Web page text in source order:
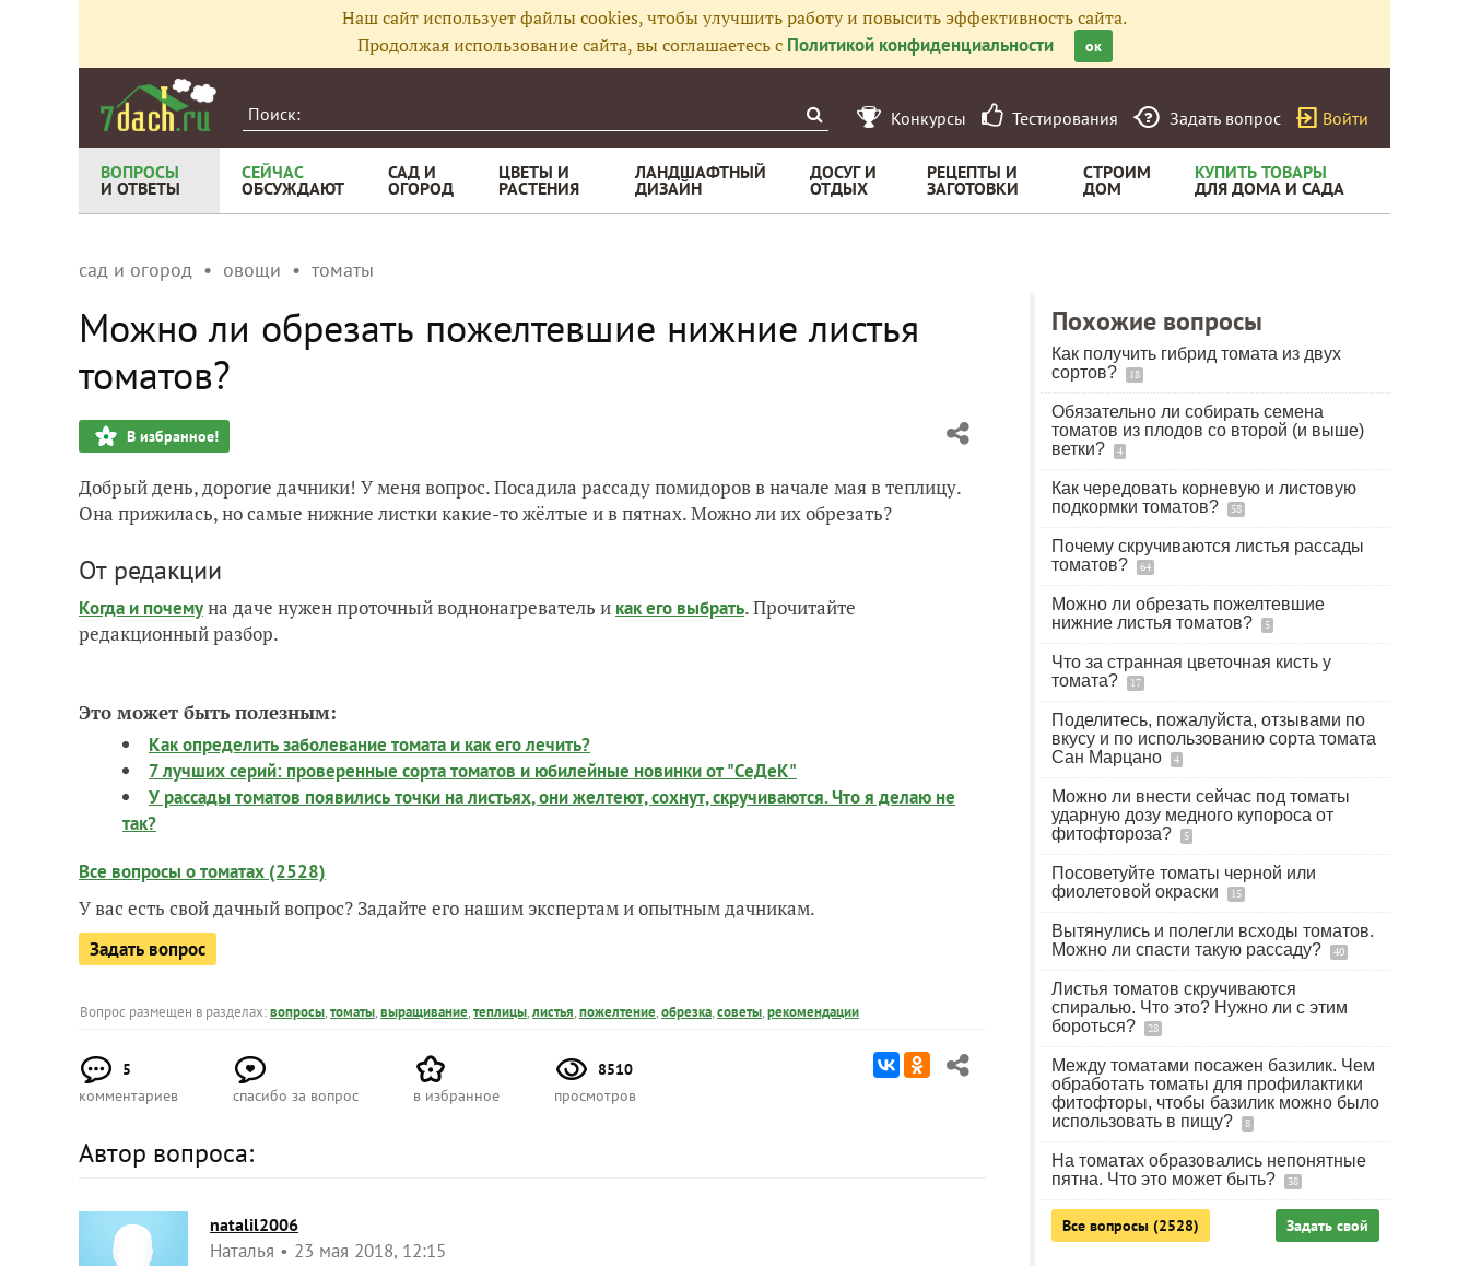
Наш сайт использует файлы cookies, чтобы улучшить работу и повысить эффективность сайта.
Продолжая использование сайта, вы соглашаетесь с Политикой конфиденциальности ок
Конкурсы Тестирования Задать вопрос Войти
ВОПРОСЫ
И ОТВЕТЫ
СЕЙЧАС
ОБСУЖДАЮТ
САД И
ОГОРОД
ЦВЕТЫ И
РАСТЕНИЯ
ЛАНДШАФТНЫЙ
ДИЗАЙН
ДОСУГ И
ОТДЫХ
РЕЦЕПТЫ И
ЗАГОТОВКИ
СТРОИМ
ДОМ
КУПИТЬ ТОВАРЫ
ДЛЯ ДОМА И САДА
сад и огород овощи томаты
Можно ли обрезать пожелтевшие нижние листья
томатов?
В избранное!
Добрый день, дорогие дачники! У меня вопрос. Посадила рассаду помидоров в начале мая в теплицу.
Она прижилась, но самые нижние листки какие-то жёлтые и в пятнах. Можно ли их обрезать?
От редакции
Когда и почемуна даче нужен проточный воднонагреватель и как его выбрать. Прочитайте
редакционный разбор.
Это может быть полезным:
Как определить заболевание томата и как его лечить?
7 лучших серий: проверенные сорта томатов и юбилейные новинки от "СеДеК"
У рассады томатов появились точки на листьях, они желтеют, сохнут, скручиваются. Что я делаю не
так?
Все вопросы о томатах (2528)
У вас есть свой дачный вопрос? Задайте его нашим экспертам и опытным дачникам.
Задать вопрос
Вопрос размещен в разделах:вопросы,томаты,выращивание,теплицы,листья,пожелтение,обрезка,советы,рекомендации
5
комментариев
спасибо за вопрос в избранное
8510
просмотров
Автор вопроса:
natalil2006
Наталья
23 мая 2018, 12:15
Похожие вопросы
Как получить гибрид томата из двух
сортов?
18
Обязательно ли собирать семена
томатов из плодов со второй (и выше)
ветки?
4
Как чередовать корневую и листовую
подкормки томатов?
58
Почему скручиваются листья рассады
томатов?
64
Можно ли обрезать пожелтевшие
нижние листья томатов?
5
Что за странная цветочная кисть у
томата?
17
Поделитесь, пожалуйста, отзывами по
вкусу и по использованию сорта томата
Сан Марцано
4
Можно ли внести сейчас под томаты
ударную дозу медного купороса от
фитофтороза?
5
Посоветуйте томаты черной или
фиолетовой окраски
15
Вытянулись и полегли всходы томатов.
Можно ли спасти такую рассаду?
40
Листья томатов скручиваются
спиралью. Что это? Нужно ли с этим
бороться?
28
Между томатами посажен базилик. Чем
обработать томаты для профилактики
фитофторы, чтобы базилик можно было
использовать в пищу?
8
На томатах образовались непонятные
пятна. Что это может быть?
38
Все вопросы (2528) Задать свой